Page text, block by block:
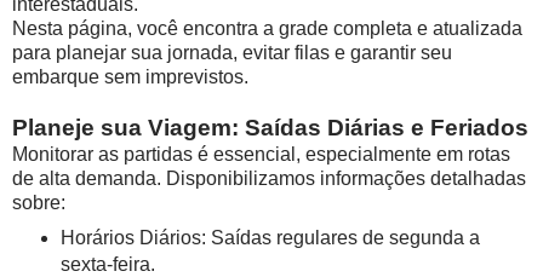
interestaduais.
Nesta página, você encontra a grade completa e atualizada
para planejar sua jornada, evitar filas e garantir seu
embarque sem imprevistos.
Planeje sua Viagem: Saídas Diárias e Feriados
Monitorar as partidas é essencial, especialmente em rotas
de alta demanda. Disponibilizamos informações detalhadas
sobre:
Horários Diários: Saídas regulares de segunda a
sexta-feira.